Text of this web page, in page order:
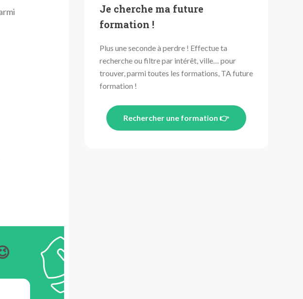
Je cherche ma future
formation !
Plus une seconde à perdre ! Effectue ta
recherche ou filtre par intérêt, ville… pour
trouver, parmi toutes les formations, TA future
formation !
Rechercher une formation 👉